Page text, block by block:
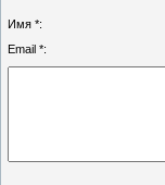
Имя *:
Email *: